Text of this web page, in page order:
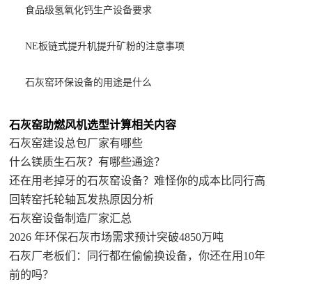
食品级氢氧化钙生产设备要求
NE板链式提升机提升矿粉的注意事项
石灰窑环保设备的用途是什么
石灰窑助燃风机选型计算相关内容
石灰窑建设总包厂家有哪些
什么镁质生石灰？有哪些通途？
还在用老掉牙的石灰窑设备？难怪你的成本比同行高
回转窑托轮轴瓦发热原因分析
石灰窑设备制造厂家汇总
2026 年环保石灰市场需求预计突破4850万吨
石灰厂老板们：同行都在偷偷换设备，你还在用10年
前的吗？